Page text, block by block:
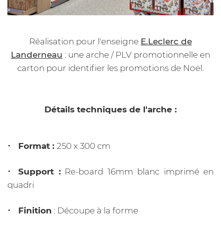
Réalisation pour l'enseigne E.Leclerc de
Landerneau : une arche / PLV promotionnelle en
carton pour identifier les promotions de Noël.
Détails techniques de l'arche :
Format : 250 x 300 cm
Support :Re-board 16mm blanc imprimé en
quadri
Finition : Découpe à la forme